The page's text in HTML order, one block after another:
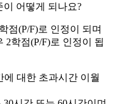
어떻게 되나요?
점(P/F)로 인정이 되며
2학점(P/F)로 인정이 됩
에 대한 초과시간 이월